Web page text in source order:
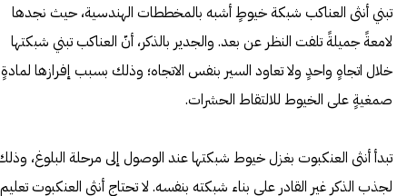
تبني أنثى العناكب شبكة خيوطٍ أشبه بالمخططات الهندسية، حيث نجدها
لامعةً جميلةً تلفت النظر عن بعد. والجدير بالذكر، أنّ العناكب تبني شبكتها
خلال اتجاهٍ واحدٍ ولا تعاود السير بنفس الاتجاه؛ وذلك بسبب إفرازها لمادةٍ
صمغيةٍ على الخيوط للالتقاط الحشرات.
تبدأ أنثى العنكبوت بغزل خيوط شبكتها عند الوصول إلى مرحلة البلوغ،
لجذب الذكر غير القادر على بناء شبكته بنفسه. لا تحتاج أنثى العنكبوت تعليم